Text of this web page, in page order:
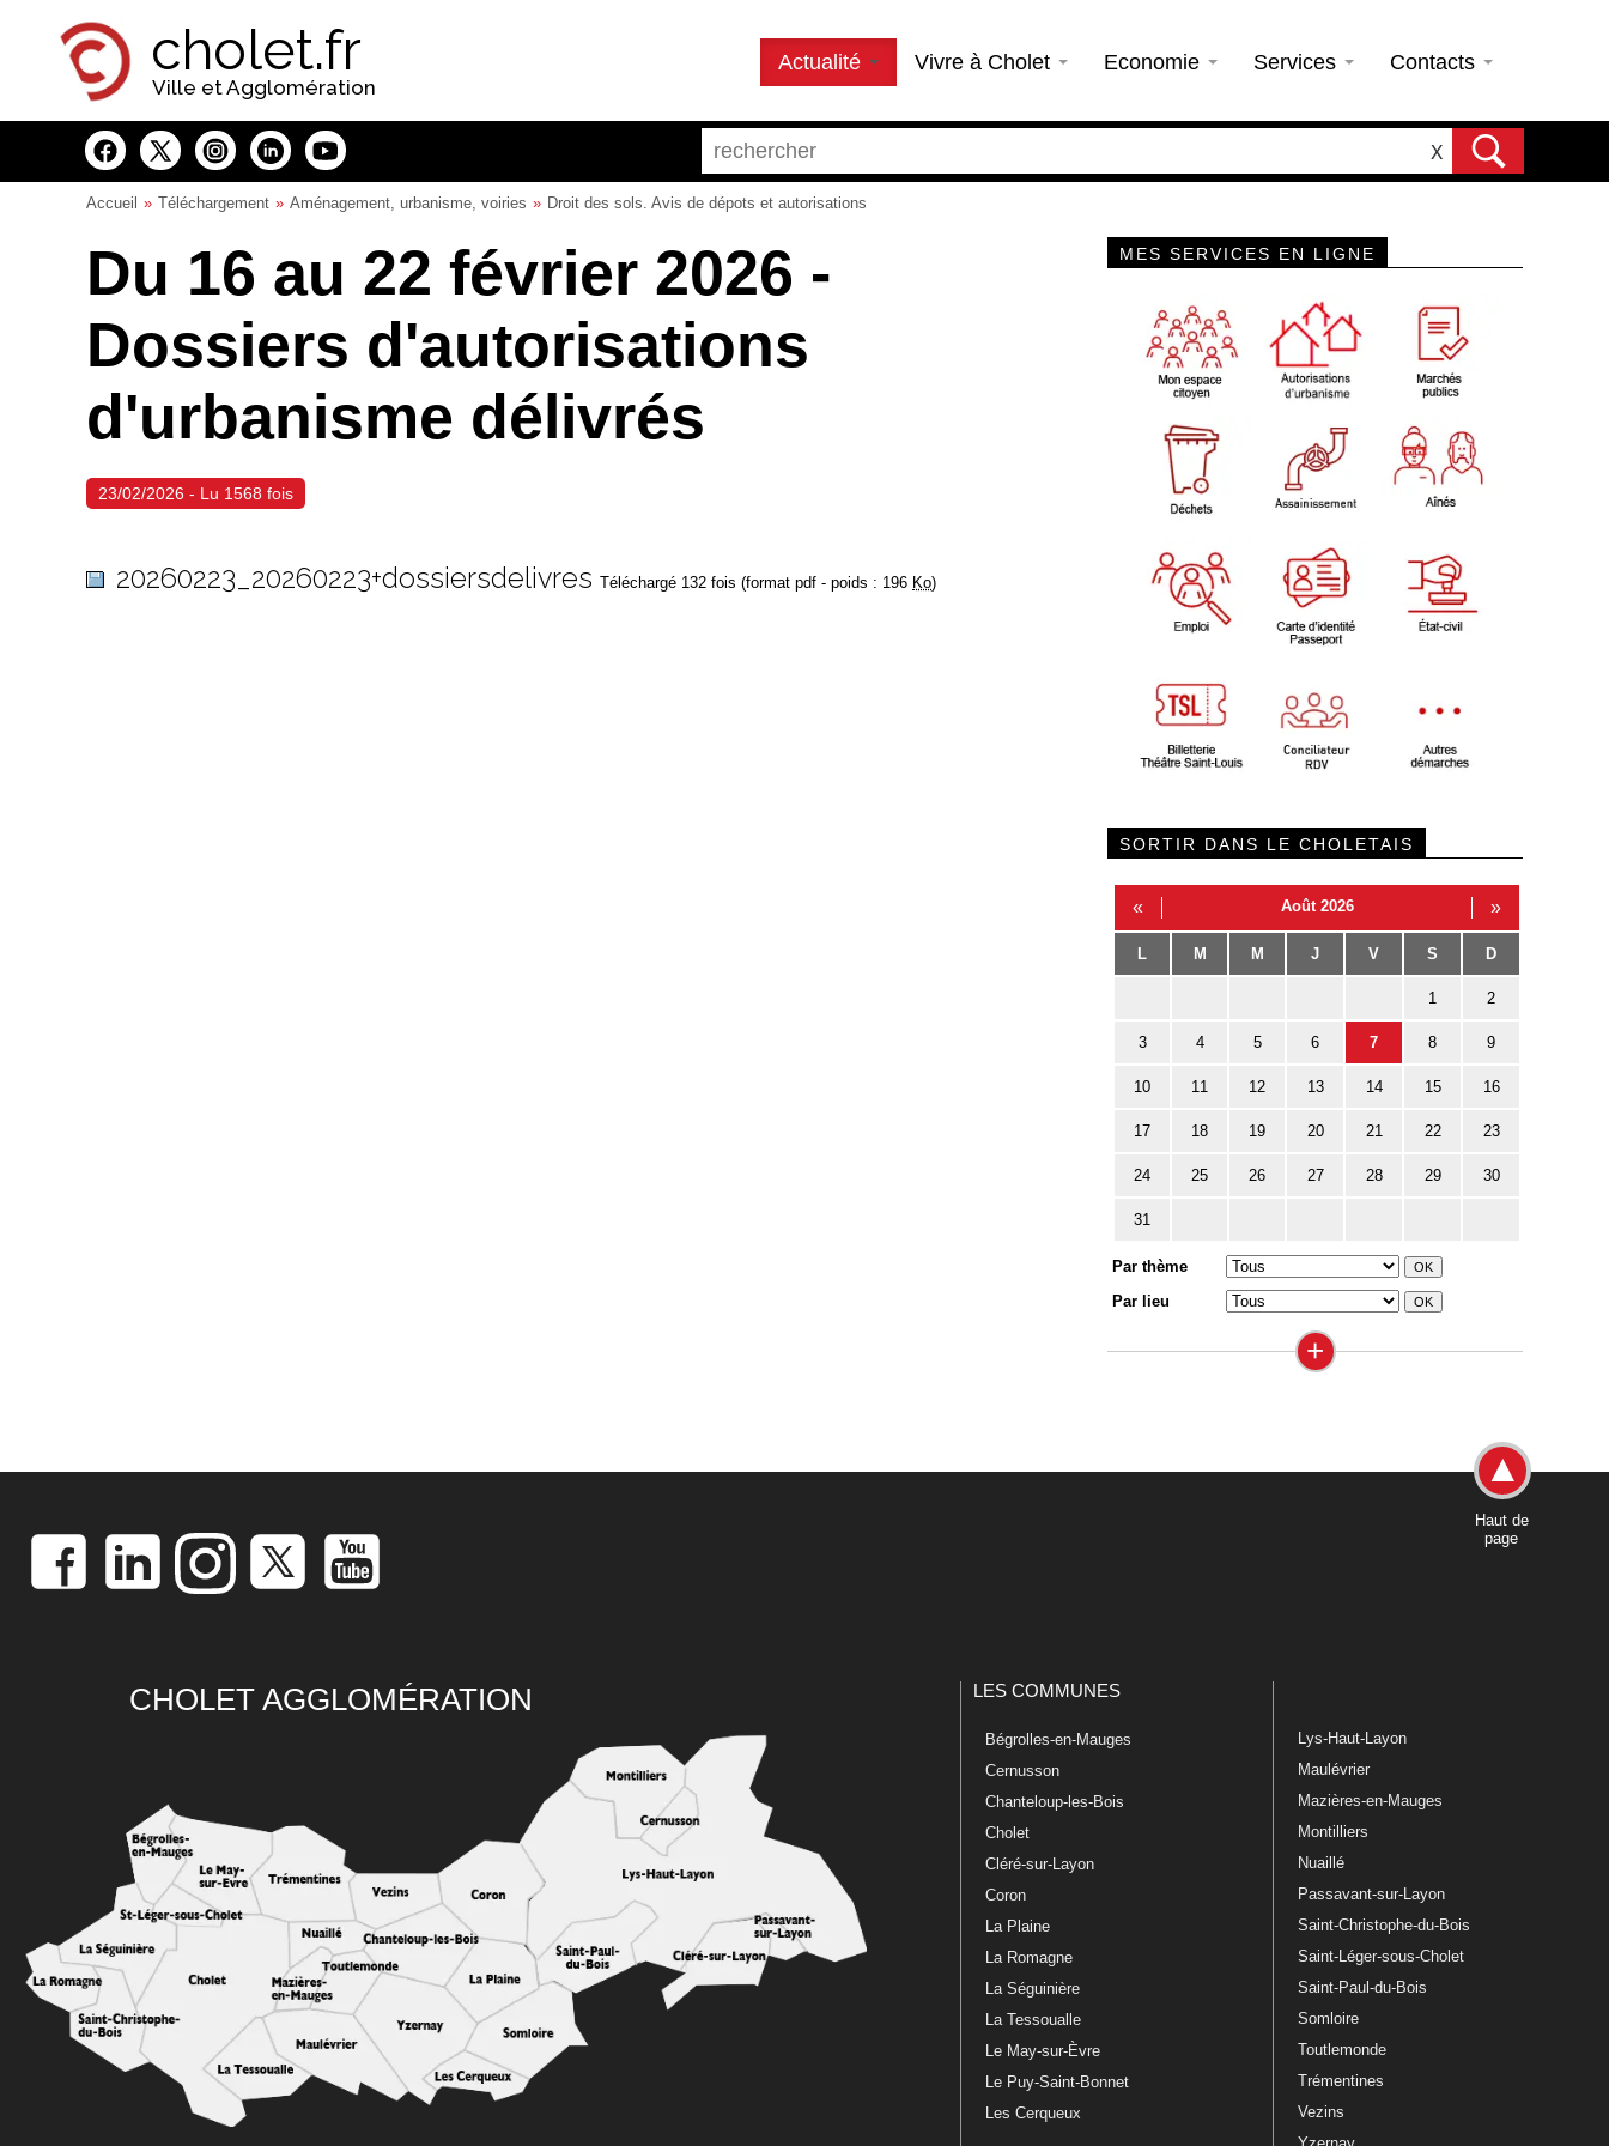
cholet.fr
Ville et Agglomération
Actualité Vivre à Cholet Economie Services Contacts
X
Accueil Téléchargement Aménagement, urbanisme, voiries Droit des sols. Avis de dépots et autorisations
Du 16 au 22 février 2026 -
Dossiers d'autorisations
d'urbanisme délivrés
23/02/2026 - Lu 1568 fois
20260223_20260223+dossiersdelivres Téléchargé 132 fois (format pdf - poids : 196 Ko)
MES SERVICES EN LIGNE
SORTIR DANS LE CHOLETAIS
« Août 2026 »
L M M J V S D
1 2
3 4 5 6 7 8 9
10 11 12 13 14 15 16
17 18 19 20 21 22 23
24 25 26 27 28 29 30
31
Par thème
Par lieu
+
Haut de
page
CHOLET AGGLOMÉRATION LES COMMUNES
Bégrolles-en-Mauges
Cernusson
Chanteloup-les-Bois
Cholet
Cléré-sur-Layon
Coron
La Plaine
La Romagne
La Séguinière
La Tessoualle
Le May-sur-Èvre
Le Puy-Saint-Bonnet
Les Cerqueux
Lys-Haut-Layon
Maulévrier
Mazières-en-Mauges
Montilliers
Nuaillé
Passavant-sur-Layon
Saint-Christophe-du-Bois
Saint-Léger-sous-Cholet
Saint-Paul-du-Bois
Somloire
Toutlemonde
Trémentines
Vezins